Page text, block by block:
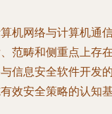
机网络与计算机通
范畴和侧重点上存
信息安全软件开发
效安全策略的认知基